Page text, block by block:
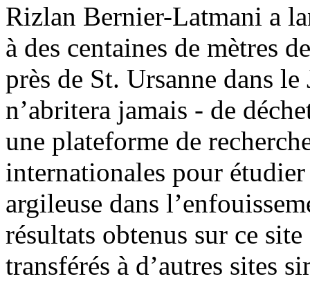
Rizlan Bernier-Latmani a
à des centaines de mètres
près de St. Ursanne dans
n’abritera jamais - de
une plateforme de
internationales pour
argileuse dans
résultats obtenus sur ce
transférés à d’autres sites